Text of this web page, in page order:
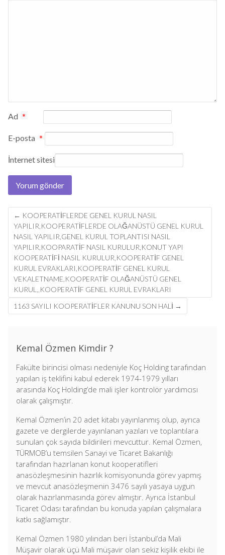
Ad *
E-posta *
İnternet sitesi
Post
navigation
← KOOPERATIFLERDE GENEL KURUL NASIL
YAPILIR,KOOPERATIFLERDE OLAĞANÜSTÜ GENEL KURUL
NASIL YAPILIR,GENEL KURUL TOPLANTISI NASIL
YAPILIR,KOOPARATIF NASIL KURULUR,KONUT YAPI
KOOPERATIFI NASIL KURULUR,KOOPERATIF GENEL
KURUL EVRAKLARI,KOOPERATIF GENEL KURUL
VEKALETNAME,KOOPERATIF OLAĞANÜSTÜ GENEL
KURUL,,KOOPERATIF GENEL KURUL EVRAKLARI
1163 SAYILI KOOPERATIFLER KANUNU SON HALI →
Kemal Özmen Kimdir ?
Fakülte birincisi olması nedeniyle Koç Holding tarafından
yapılan iş teklifini kabul ederek 1974-1979 yılları
arasında Koç Holding’de mali işler kontrolör yardımcısı
olarak çalışmıştır.
Kemal Özmen’in 20 adet kitabı yayınlanmış olup, ayrıca
gazete ve dergilerde yayınlanan yazıları ve toplantılara
sunulan çok sayıda bildirileri mevcuttur. Kemal Özmen,
TÜRMOB’u temsilen Sanayi ve Ticaret Bakanlığı
tarafından hazırlanan konut kooperatifleri
anasözleşmesinin hazırlık komisyonunda görev yapmış
ve mevcut anasözleşmenin 3476 sayılı yasaya uygun
olarak hazırlanmasında görev almıştır. Ayrıca İstanbul
Ticaret Odası tarafından bu konuda yapılan çalışmalara
katkı sağlamıştır.
Kemal Özmen 1980 yılından beri İstanbul’da Mali
Müşavir olarak üçü Mali müşavir olan sekiz kişilik ekibi ile